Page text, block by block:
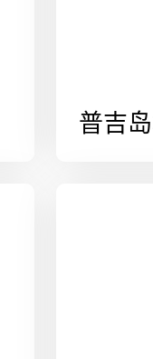
普吉